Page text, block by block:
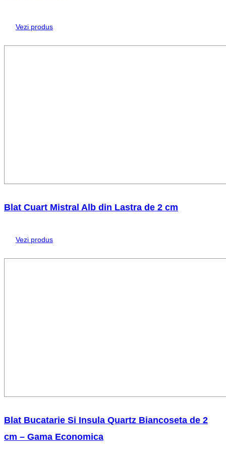
Vezi produs
Blat Cuart Mistral Alb din Lastra de 2 cm
Vezi produs
Blat Bucatarie Si Insula Quartz Biancoseta de 2
cm – Gama Economica